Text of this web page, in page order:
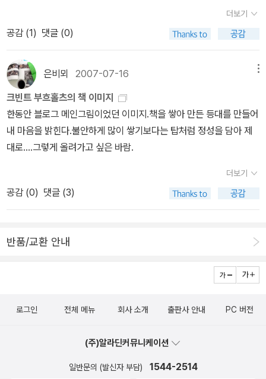
털어줄 겸ㅎ;아무래도 화이트, 블랙 도서 다음으로 녹색 도서가 3위
쯤 되지 않을까 싶다.내가 모르고, 가지고 있지 않은 책은 얼마나 많을
식을 소유의 관계가 아니라 또 다른 존재와 관계맺기가 서툴지만....2.
책을 함께 읽고 나누면서 경계해야 할 것해석의 과잉 또는 경도됨.
된 배경, 그리고 그 고사성어와 연결해서 생각할 수 있는 수학을 함께
알려준다는 점이 특징이다.고사성어 약한데... 무엇보다 고루하잖습
니까. 어렵기도 하고수학이랑 같이 하면 좀 재밌게 느껴질지도.새롭
고 역동적인 소셜미디어 마케팅의 파워 덕분에 비즈니스 세계는 지금
그 어느 때보다 더 빠르게 발전하고 있다. 폴 길린이 이 책을 쓴 이유
는 오직 하나다. 기업의 경영자와 마케터들이 이런 변화를 적극적으
로 수용하고, 이를 비즈니스에 활발하게 활용하는 것. 한마디로 이 책
은 온라인 툴을 사용해 브랜드를 확장하고, 고객 니즈를 창출하며, 고
객 커뮤니티에 참여하는 방법 등이 자세하게 적혀 있는 ‘마케터들을
문사회 전 분야를 두루 섭렵한 전방위 지식으로 자신의 모든 역량을
지는 완벽하게 비관주의를 뒤엎었다.제39회 에도가와 란포상 수상
작. <아웃>, <아임 소리 마마>의 작가 기리노 나쓰오의 데뷔작이다.
'여성 작가가 창조한 여성 탐정이 활약하는 하드보일드'라는 문학사적
치며 남성 작가의 전유물로 여겨진 하드보일드 장르의 새로운 경지를
마 이번에 미스터리 문학 사면서 사놓고 아직 쌓아둔 책틈에 끼여있
어요 ㅋㅋ표지가 상콤한게 좋네요.. 후후남미 최대의 산유국이지만
라도 씹어먹고 싶을 지경이었다. 뭐라도 먹으면 안되겠니? 그렇게 굶
으면서 글을 써야 불후의 명작이 나온다니? 응?<아무런 맛도 없었
다. 뼈다귀에서는 썩은 피의 숨이 막힐 듯한 냄새가 나서 곧 토하기 시
작했다. 그러나 나는 또 뜯어 먹어 보았다.> 2) 책 속에서 만난, 최고
의 술친구가 되어줄 것 같은 캐릭터는 누구인가요?늘 그렇듯이 조르
바! 그리고 윤대녕의 모든 여인들! 조르바야 여자인 나를 술친구로 상
대도 해주지 않겠지만,, 난 그에게 좋은 술친구가 되줄 수 있을 것 같
다. 그리고 윤대녕의 모든 소설에 등장하는 여인네들! 좋은 술친구라
기 보다.... 술마시며 혼내주고 싶은 맘이 더 강한... 느희들은 좀 맞아
야돼~ 꼭 그렇게 분위기를 잡고, 알듯 모를 듯 한 말로 홀리고, 불현
듯 사라지고.. 그러지마라~그래야 폼나 보이니? 응?3) 읽는 동안 당
름에 이런 소설을 읽었던 걸까? 세상에나 제목 그대로 <모래의 여자
내리는 모래를 퍼내며 갇혀 살고 있는 남자라니!! 아 왜~ 도망도 못가
냐고요~~ 도망을 가긴간다. 별 웃기지도 않는 꼬락서니로 잡혀오니
문제.. 아, 잠깐 소개만 했는데도 또 극심한 울화통이... 4) 표지를 보
있습니다. 당신이 생각하는 최고의 표지/최악의 표지는 어떤 책이었
사진! 그리고 존 버거! 말이 필요없지 않은가...반면.....두둥~ 리처드
더보기
공감 (1) 댓글 (0)
은비뫼 2007-07-16
크빈트 부흐홀츠의 책 이미지
한동안 블로그 메인그림이었던 이미지.책을 쌓아 만든 등대를 만들어
내 마음을 밝힌다.불안하게 많이 쌓기보다는 탑처럼 정성을 담아 제
대로….그렇게 올려가고 싶은 바람.
더보기
공감 (0) 댓글 (3)
반품/교환 안내
로그인 전체 메뉴 회사 소개 출판사 안내 PC 버전
(주)알라딘커뮤니케이션
일반문의 (발신자 부담) 1544-2514